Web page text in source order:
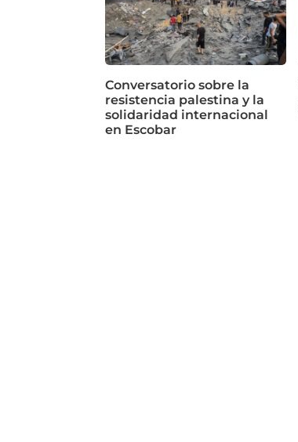
Conversatorio sobre la
resistencia palestina y la
solidaridad internacional
en Escobar